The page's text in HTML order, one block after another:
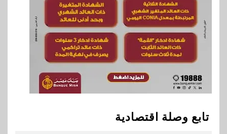
تابع وصلة اقتصادية